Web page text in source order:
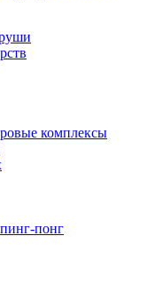
комплексы
понг